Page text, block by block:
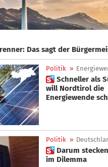
Das sagt der
Politik »
 Schneller als Südtirol? So
will Nordtirol die
Energiewende
Politik »
 Darum stecken die Grünen
im Dilemma